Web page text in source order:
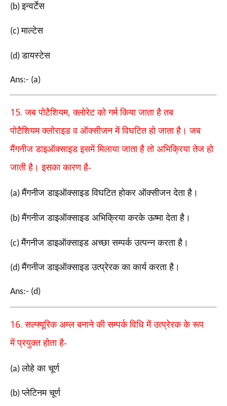
(b)इन्वर्टेस
(c)माल्टेस
(d)डायस्टेस
Ans:- (a)
15.जब पोटैशियम,क्लोरेट को गर्म किया जाता है तब
पोटैशियम क्लोराइड व ऑक्सीजन में विघटित हो जाता है। जब
मैंगनीज डाइऑक्साइड इसमें मिलाया जाता है तो अभिक्रिया तेज हो
जाती है। इसका कारण है-
(a)मैंगनीज डाइऑक्साइड विघटित होकर ऑक्सीजन देता है।
(b)मैंगनीज डाइऑक्साइड अभिक्रिया करके ऊष्मा देता है।
(c)मैंगनीज डाइऑक्साइड अच्छा सम्पर्क उत्पन्न करता है।
(d)मैंगनीज डाइऑक्साइड उत्प्रेरक का कार्य करता है।
Ans:- (d)
16.सल्फ्यूरिक अम्ल बनाने की सम्पर्क विधि में उत्प्रेरक के रूप
में प्रयुक्त होता है-
(a)लोहे का चूर्ण
(b)प्लेटिनम चूर्ण